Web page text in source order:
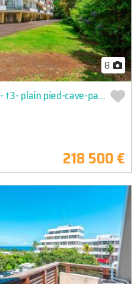
8
Bas de st francois providence- t3- plain pied-cave-parking
218 500 €